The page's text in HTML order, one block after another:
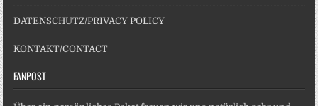
DATENSCHUTZ/PRIVACY POLICY
KONTAKT/CONTACT
FANPOST